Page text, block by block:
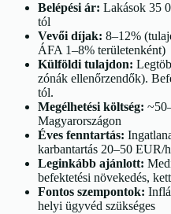
Belépési ár: Lakások 35
tól
Vevői díjak: 8–12%
ÁFA 1–8% területenként)
Külföldi tulajdon:
zónák ellenőrzendők).
tól.
Megélhetési költség:
Magyarországon
Éves fenntartás:
karbantartás 20–50 EUR/
Leginkább ajánlott:
befektetési növekedés,
Fontos szempontok:
helyi ügyvéd szükséges